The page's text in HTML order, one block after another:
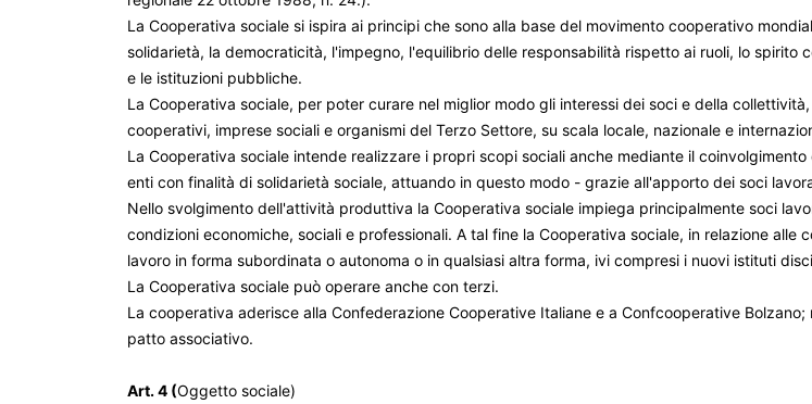
La Cooperativa sociale si ispira ai principi che sono alla base del movimento cooperativo
solidarietà, la democraticità, l'impegno, l'equilibrio delle responsabilità rispetto ai ruoli, lo
e le istituzioni pubbliche.
La Cooperativa sociale, per poter curare nel miglior modo gli interessi dei soci e della
cooperativi, imprese sociali e organismi del Terzo Settore, su scala locale, nazionale e
La Cooperativa sociale intende realizzare i propri scopi sociali anche mediante il
enti con finalità di solidarietà sociale, attuando in questo modo - grazie all'apporto dei soci
Nello svolgimento dell'attività produttiva la Cooperativa sociale impiega principalmente soci
condizioni economiche, sociali e professionali. A tal fine la Cooperativa sociale, in relazione
lavoro in forma subordinata o autonoma o in qualsiasi altra forma, ivi compresi i nuovi istituti
La Cooperativa sociale può operare anche con terzi.
La cooperativa aderisce alla Confederazione Cooperative Italiane e a Confcooperative
patto associativo.
Art. 4 (Oggetto sociale)